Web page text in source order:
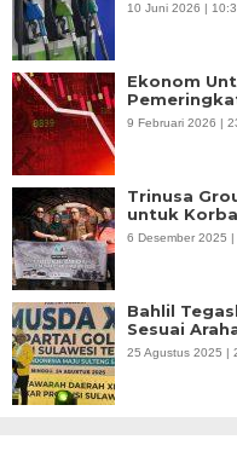
10 Juni 2026 |
Ekonom
9 Februari 2026 |
Trinusa
untuk
6 Desember 2025 |
Bahlil
Sesuai
25 Agustus 2025 |